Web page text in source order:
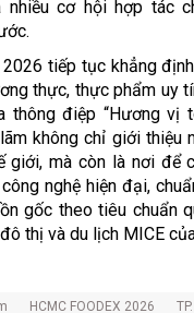
nhiều cơ hội hợp tác
2026 tiếp tục khẳng
thực, thực phẩm uy
thông điệp “Hương vị
không chỉ giới thiệu
giới, mà còn là nơi để
nghệ hiện đại,
gốc theo tiêu chuẩn
thị và du lịch MICE
HCMC FOODEX 2026